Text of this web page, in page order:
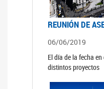
REUNIÓN DE
06/06/2019
El día de la fecha
distintos proyectos